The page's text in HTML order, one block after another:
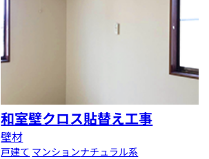
和室壁クロス貼替え工事
壁材
戸建て マンションナチュラル系